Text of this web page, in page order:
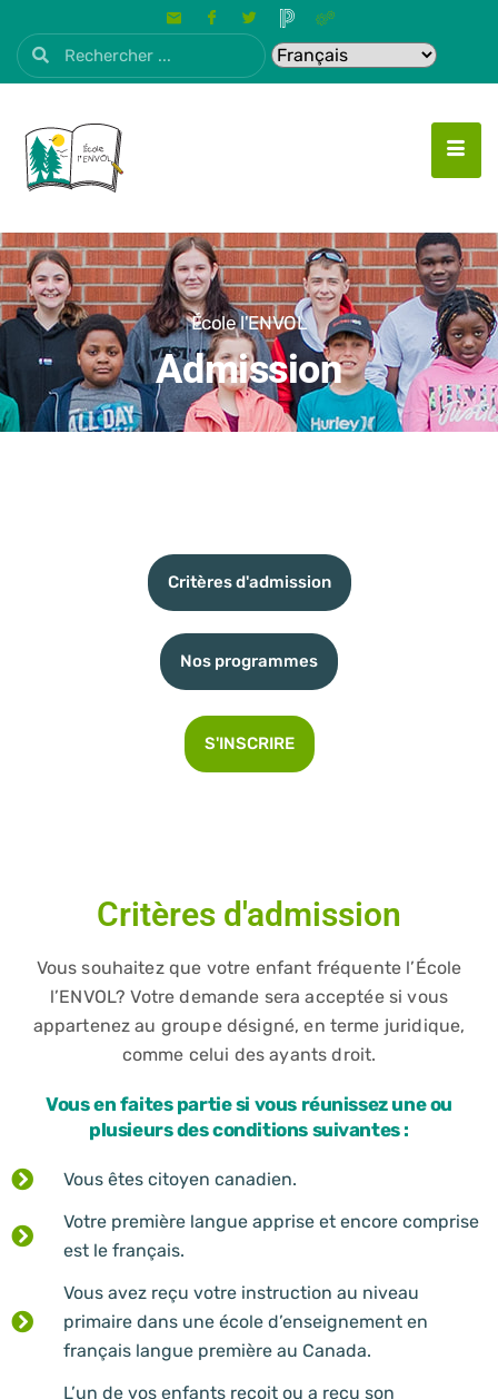
École l'ENVOL
Admission
Critères d'admission
Nos programmes
S'INSCRIRE
Critères d'admission
Vous souhaitez que votre enfant fréquente l’École
l’ENVOL? Votre demande sera acceptée si vous
appartenez au groupe désigné, en terme juridique,
comme celui des ayants droit.
Vous en faites partie si vous réunissez une ou
plusieurs des conditions suivantes :
Vous êtes citoyen canadien.
Votre première langue apprise et encore comprise
est le français.
Vous avez reçu votre instruction au niveau
primaire dans une école d’enseignement en
français langue première au Canada.
L’un de vos enfants reçoit ou a reçu son